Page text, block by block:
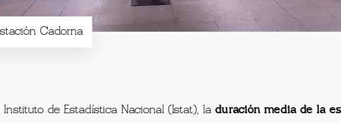
Cadorna
de Estadística Nacional (Istat), laduración media de la